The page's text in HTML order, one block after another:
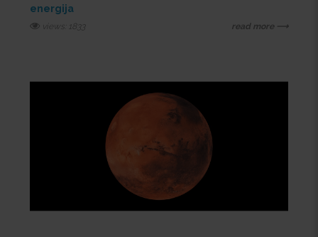
energija
views: 1833 read more ⟶